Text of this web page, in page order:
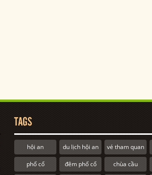
TAGS
hội an du lịch hội an vé tham quan
phố cổ đêm phố cổ chùa cầu